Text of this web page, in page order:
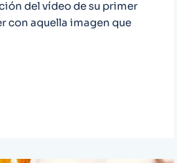
del vídeo de su primer
con aquella imagen que